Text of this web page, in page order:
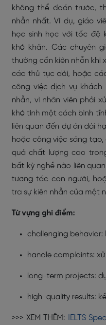
không thể đoán trước,
nhẫn nhất. Ví dụ, giáo
học sinh học với tốc độ
khó khăn. Các chuyên
thường cần kiên nhẫn khi
các thủ tục dài, hoặc
công việc dịch vụ khách
nhẫn, vì nhân viên phải
khó tính một cách bình
liên quan đến dự án dài
hoặc công việc sáng
quả chất lượng cao
bất kỳ nghề nào liên
tương tác con người,
tra sự kiên nhẫn của một
Từ vựng ghi điểm:
challenging behavior:
handle complaints: xử
long-term projects:
high-quality results:
>>> XEM THÊM:
IELTS